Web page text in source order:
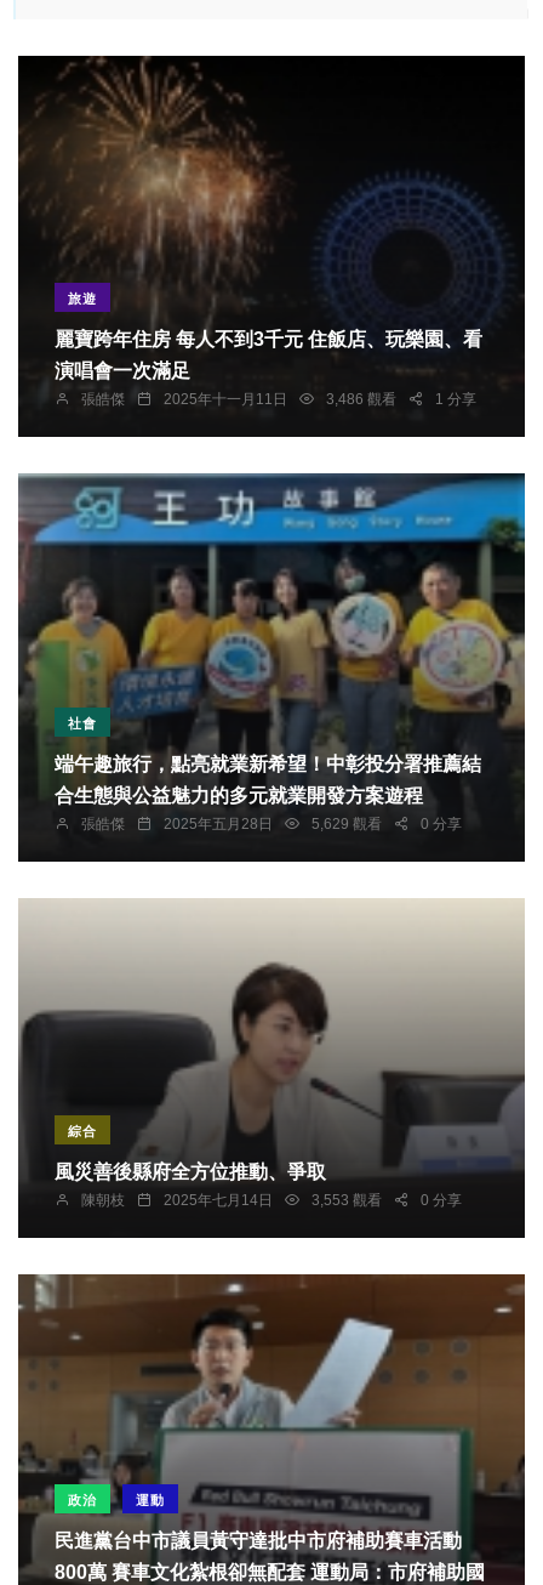
旅遊
麗寶跨年住房 每人不到3千元 住飯店、玩樂園、看
演唱會一次滿足
張皓傑 2025年十一月11日 3,486 觀看 1 分享
社會
端午趣旅行，點亮就業新希望！中彰投分署推薦結
合生態與公益魅力的多元就業開發方案遊程
張皓傑 2025年五月28日 5,629 觀看 0 分享
綜合
風災善後縣府全方位推動、爭取
陳朝枝 2025年七月14日 3,553 觀看 0 分享
政治 運動
民進黨台中市議員黃守達批中市府補助賽車活動
800萬 賽車文化紮根卻無配套 運動局：市府補助國